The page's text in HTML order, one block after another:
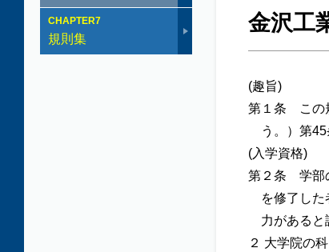
金沢工
(趣旨)
第１条 この
う。）第
(入学資格)
第２条 学部
を修了し
力があると
２ 大学院の
CHAPTER7
規則集